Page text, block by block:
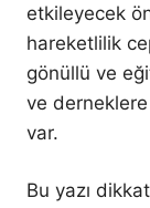
etkileyecek
hareketlilik
gönüllü ve
ve
var.
Bu yazı